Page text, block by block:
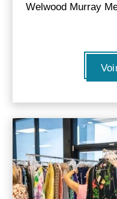
Welwood Murray